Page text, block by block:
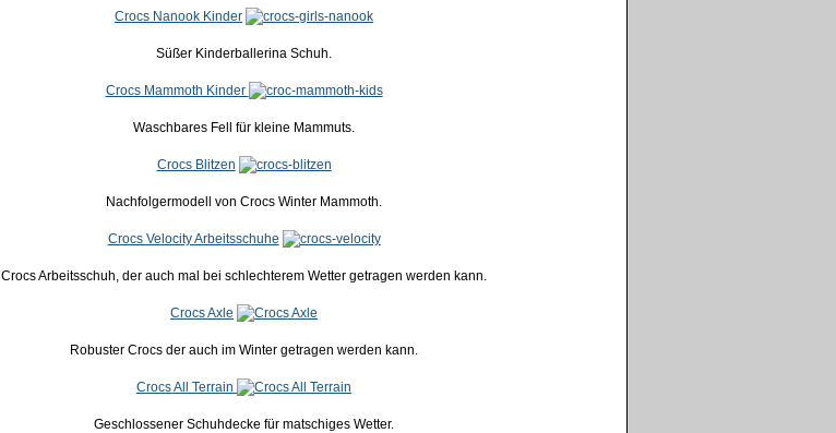
Crocs Nanook Kinder
Süßer Kinderballerina Schuh.
Crocs Mammoth Kinder
Waschbares Fell für kleine Mammuts.
Crocs Blitzen
Nachfolgermodell von Crocs Winter Mammoth.
Crocs Velocity Arbeitsschuhe
Crocs Arbeitsschuh, der auch mal bei schlechterem Wetter getragen werden kann.
Crocs Axle
Robuster Crocs der auch im Winter getragen werden kann.
Crocs All Terrain
Geschlossener Schuhdecke für matschiges Wetter.